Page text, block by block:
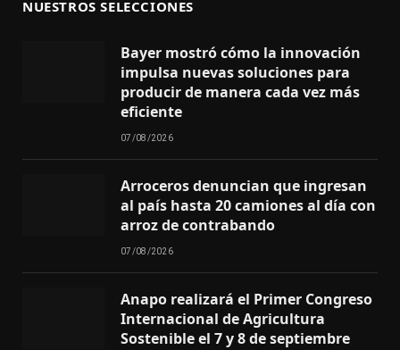
NUESTROS SELECCIONES
Bayer mostró cómo la innovación
impulsa nuevas soluciones para
producir de manera cada vez más
eficiente
07/08/2026
Arroceros denuncian que ingresan
al país hasta 20 camiones al día con
arroz de contrabando
07/08/2026
Anapo realizará el Primer Congreso
Internacional de Agricultura
Sostenible el 7 y 8 de septiembre